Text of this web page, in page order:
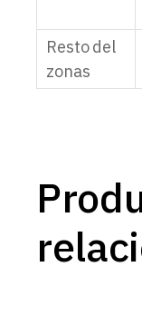
Resto del
zonas